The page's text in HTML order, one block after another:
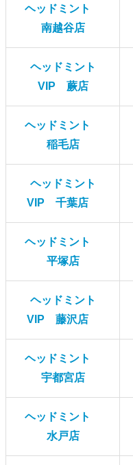
ヘッドミント
南越谷店
ヘッドミント
VIP 蕨店
ヘッドミント
稲毛店
ヘッドミント
VIP 千葉店
ヘッドミント
平塚店
ヘッドミント
VIP 藤沢店
ヘッドミント
宇都宮店
ヘッドミント
水戸店